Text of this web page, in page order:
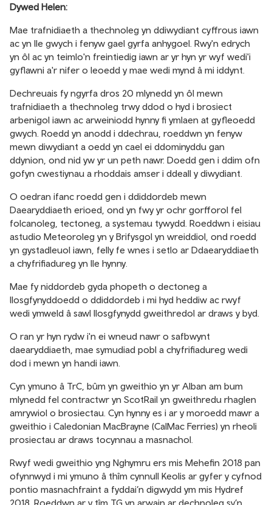
Dywed Helen:
Mae trafnidiaeth a thechnoleg yn ddiwydiant cyffrous iawn
ac yn lle gwych i fenyw gael gyrfa anhygoel. Rwy'n edrych
yn ôl ac yn teimlo'n freintiedig iawn ar yr hyn yr wyf wedi'i
gyflawni a'r nifer o leoedd y mae wedi mynd â mi iddynt.
Dechreuais fy ngyrfa dros 20 mlynedd yn ôl mewn
trafnidiaeth a thechnoleg trwy ddod o hyd i brosiect
arbenigol iawn ac arweiniodd hynny fi ymlaen at gyfleoedd
gwych. Roedd yn anodd i ddechrau, roeddwn yn fenyw
mewn diwydiant a oedd yn cael ei ddominyddu gan
ddynion, ond nid yw yr un peth nawr. Doedd gen i ddim ofn
gofyn cwestiynau a rhoddais amser i ddeall y diwydiant.
O oedran ifanc roedd gen i ddiddordeb mewn
Daearyddiaeth erioed, ond yn fwy yr ochr gorfforol fel
folcanoleg, tectoneg, a systemau tywydd. Roeddwn i eisiau
astudio Meteoroleg yn y Brifysgol yn wreiddiol, ond roedd
yn gystadleuol iawn, felly fe wnes i setlo ar Ddaearyddiaeth
a chyfrifiadureg yn lle hynny.
Mae fy niddordeb gyda phopeth o dectoneg a
llosgfynyddoedd o ddiddordeb i mi hyd heddiw ac rwyf
wedi ymweld â sawl llosgfynydd gweithredol ar draws y byd.
O ran yr hyn rydw i'n ei wneud nawr o safbwynt
daearyddiaeth, mae symudiad pobl a chyfrifiadureg wedi
dod i mewn yn handi iawn.
Cyn ymuno â TrC, bûm yn gweithio yn yr Alban am bum
mlynedd fel contractwr yn ScotRail yn gweithredu rhaglen
amrywiol o brosiectau. Cyn hynny es i ar y moroedd mawr a
gweithio i Caledonian MacBrayne (CalMac Ferries) yn rheoli
prosiectau ar draws tocynnau a masnachol.
Rwyf wedi gweithio yng Nghymru ers mis Mehefin 2018 pan
ofynnwyd i mi ymuno â thîm cynnull Keolis ar gyfer y cyfnod
pontio masnachfraint a fyddai’n digwydd ym mis Hydref
2018. Roeddwn ar y tîm TG yn arwain ar dechnoleg sy’n